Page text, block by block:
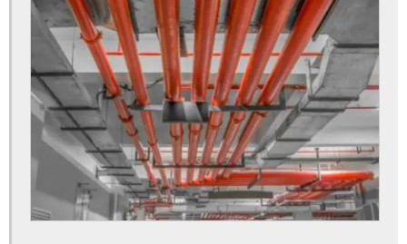
Empresa de guarda corpo
Empresa de hidrante incêndio
Empresa de manutenção de porta corta fogo
Empresa de porta corta fogo
Empresa sistema de alarme de incendio
Empresas de hidrantes
Extintor de água